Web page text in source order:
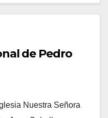
de Pedro
Nuestra Señora